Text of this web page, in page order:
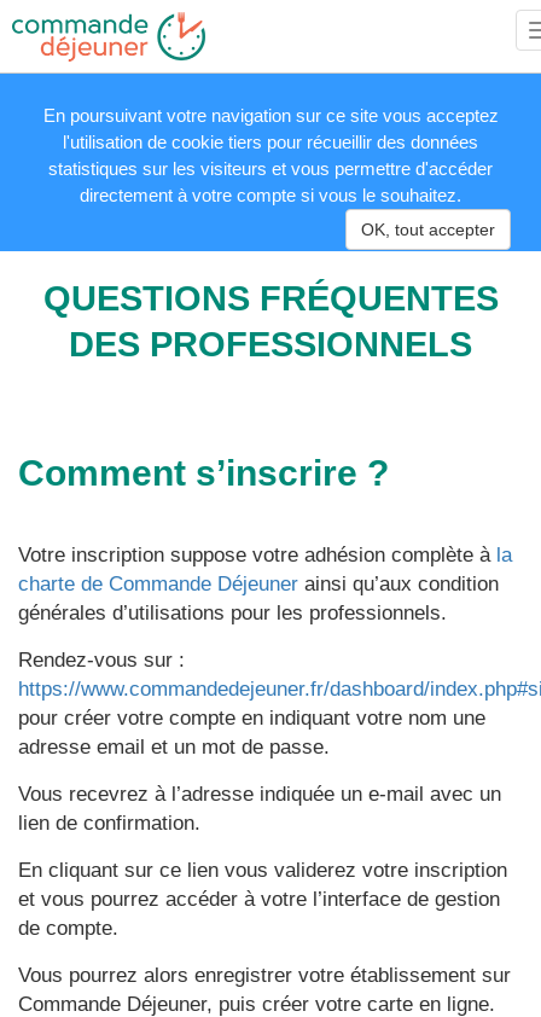
En poursuivant votre navigation sur ce site vous acceptez
l'utilisation de cookie tiers pour récueillir des données
statistiques sur les visiteurs et vous permettre d'accéder
directement à votre compte si vous le souhaitez.
OK, tout accepter
QUESTIONS FRÉQUENTES
DES PROFESSIONNELS
Comment s’inscrire ?
Votre inscription suppose votre adhésion complète à la
charte de Commande Déjeuner ainsi qu’aux condition
générales d’utilisations pour les professionnels.
Rendez-vous sur :
https://www.commandedejeuner.fr/dashboard/
pour créer votre compte en indiquant votre nom une
adresse email et un mot de passe.
Vous recevrez à l’adresse indiquée un e-mail avec un
lien de confirmation.
En cliquant sur ce lien vous validerez votre inscription
et vous pourrez accéder à votre l’interface de gestion
de compte.
Vous pourrez alors enregistrer votre établissement sur
Commande Déjeuner, puis créer votre carte en ligne.